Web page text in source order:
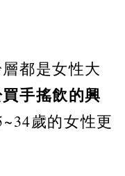
都是女性大
手搖飲的興
歲的女性更